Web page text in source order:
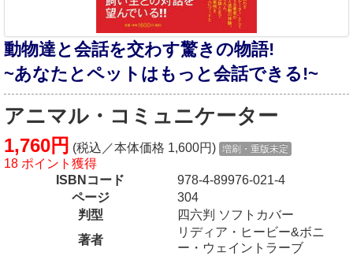
動物達と会話を交わす驚きの物語!
~あなたとペットはもっと会話できる!~
アニマル・コミュニケーター
1,760円 (税込／本体価格 1,600円) 増刷・重版未定
18 ポイント獲得
ISBNコード
978-4-89976-021-4
ページ
304
判型
四六判 ソフトカバー
著者
リディア・ヒービー&ボニ
ー・ウェイントラーブ